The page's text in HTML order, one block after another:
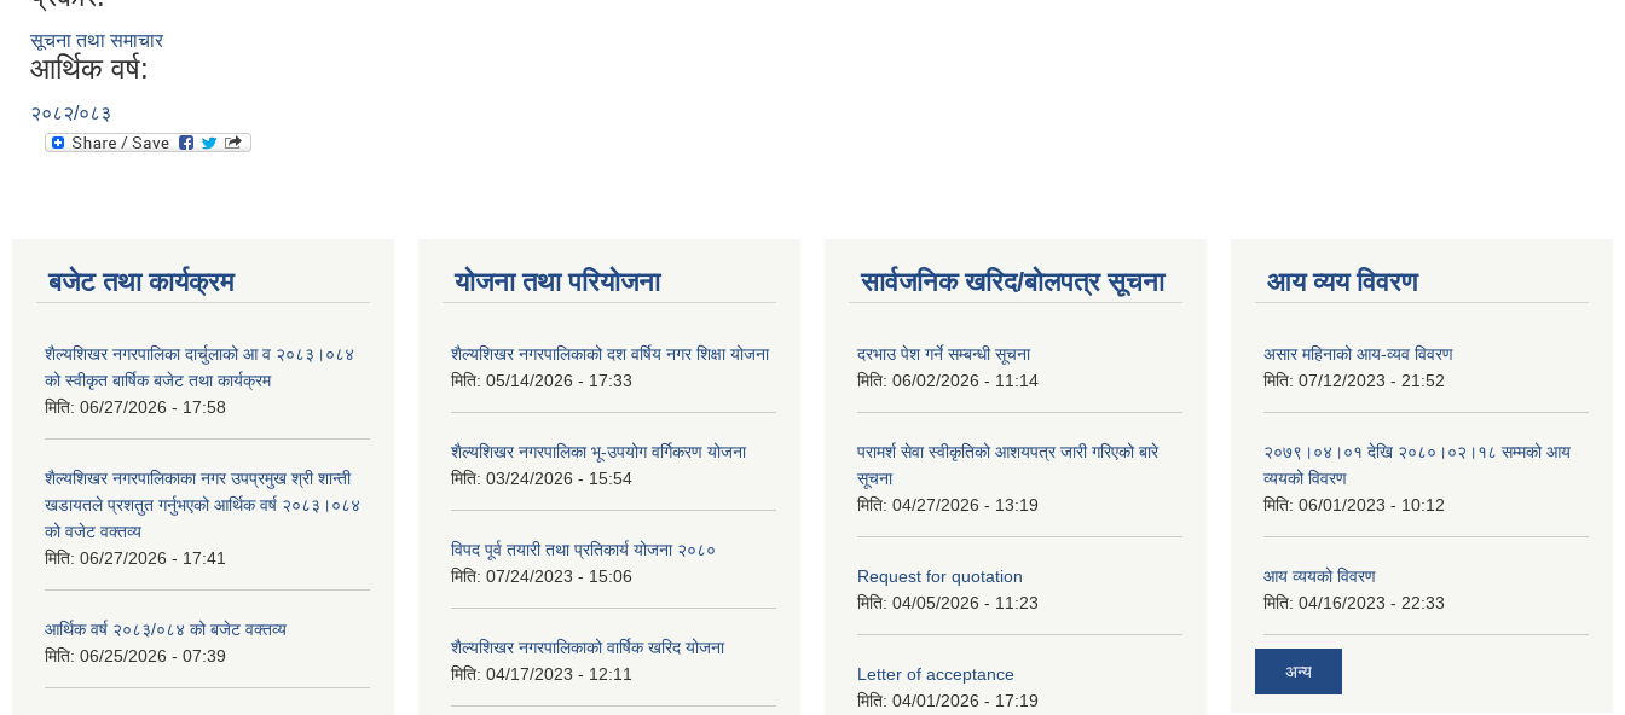
सूचना तथा समाचार
आर्थिक वर्ष:
२०८२/०८३
बजेट तथा कार्यक्रम
शैल्यशिखर नगरपालिका दार्चुलाको आ व २०८३।०८४
को स्वीकृत बार्षिक बजेट तथा कार्यक्रम
मिति: 06/27/2026 - 17:58
शैल्यशिखर नगरपालिकाका नगर उपप्रमुख श्री शान्ती
खडायतले प्रशतुत गर्नुभएको आर्थिक वर्ष २०८३।०८४
को वजेट वक्तव्य
मिति: 06/27/2026 - 17:41
आर्थिक वर्ष २०८३/०८४ को बजेट वक्तव्य
मिति: 06/25/2026 - 07:39
योजना तथा परियोजना
शैल्यशिखर नगरपालिकाको दश वर्षिय नगर शिक्षा योजना
मिति: 05/14/2026 - 17:33
शैल्यशिखर नगरपालिका भू-उपयोग वर्गिकरण योजना
मिति: 03/24/2026 - 15:54
विपद पूर्व तयारी तथा प्रतिकार्य योजना २०८०
मिति: 07/24/2023 - 15:06
शैल्यशिखर नगरपालिकाको वार्षिक खरिद योजना
मिति: 04/17/2023 - 12:11
सार्वजनिक खरिद/बोलपत्र सूचना
दरभाउ पेश गर्ने सम्बन्धी सूचना
मिति: 06/02/2026 - 11:14
परामर्श सेवा स्वीकृतिको आशयपत्र जारी गरिएको बारे
सूचना
मिति: 04/27/2026 - 13:19
Request for quotation
मिति: 04/05/2026 - 11:23
Letter of acceptance
मिति: 04/01/2026 - 17:19
आय व्यय विवरण
असार महिनाको आय-व्यव विवरण
मिति: 07/12/2023 - 21:52
२०७९।०४।०१ देखि २०८०।०२।१८ सम्मको आय
व्ययको विवरण
मिति: 06/01/2023 - 10:12
आय व्ययको विवरण
मिति: 04/16/2023 - 22:33
अन्य